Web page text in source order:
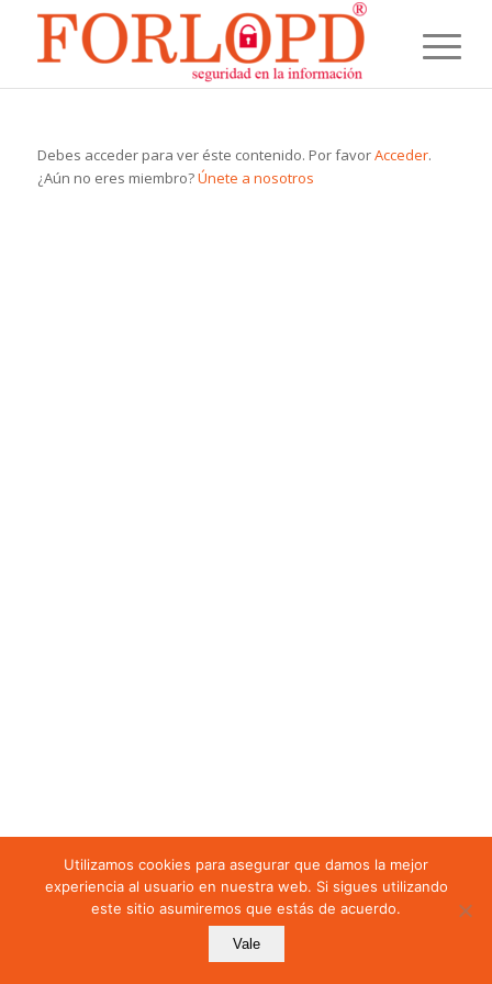
Debes acceder para ver éste contenido. Por favorAcceder.
¿Aún no eres miembro?Únete a nosotros
Utilizamos cookies para asegurar que damos la mejor
experiencia al usuario en nuestra web. Si sigues utilizando
este sitio asumiremos que estás de acuerdo.
Vale